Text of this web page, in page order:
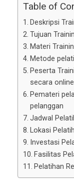
Table of
Deskripsi
Tujuan
Materi
Metode
Peserta
secara online
Pemateri
pelanggan
Jadwal
Lokasi
Investasi
Fasilitas
Pelatihan